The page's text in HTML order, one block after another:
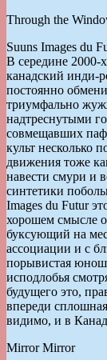
Through the
Suuns Images du
В середине 2000-
канадский инди-
постоянно
триумфально
надтреснутыми
совмещавших
культ несколько
движения тоже
навести смури и
синтетики
Images du Futur
хорошем смысле
буксующий на
ассоциации и с
порывистая
исподлобья
будущего это,
впереди
видимо, и в
Mirror Mirror